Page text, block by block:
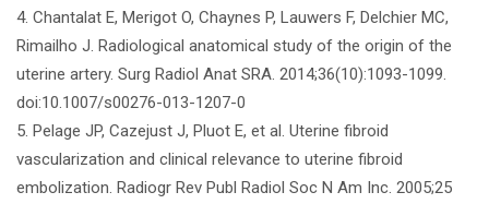
4. Chantalat E, Merigot O, Chaynes P, Lauwers F, Delchier MC,
Rimailho J. Radiological anatomical study of the origin of the
uterine artery. Surg Radiol Anat SRA. 2014;36(10):1093-1099.
doi:10.1007/s00276-013-1207-0
5. Pelage JP, Cazejust J, Pluot E, et al. Uterine fibroid
vascularization and clinical relevance to uterine fibroid
embolization. Radiogr Rev Publ Radiol Soc N Am Inc. 2005;25